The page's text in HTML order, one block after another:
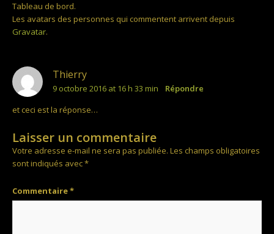
Tableau de bord.
Les avatars des personnes qui commentent arrivent depuis
Gravatar.
Thierry
9 octobre 2016 at 16 h 33 min
Répondre
et ceci est la réponse…
Laisser un commentaire
Votre adresse e-mail ne sera pas publiée. Les champs obligatoires
sont indiqués avec*
Commentaire*